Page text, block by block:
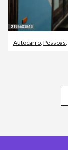
Autocarro, Pessoas,